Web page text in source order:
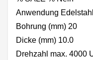
Anwendung
Bohrung (mm) 20
Dicke (mm) 10.0
Drehzahl max. 4000